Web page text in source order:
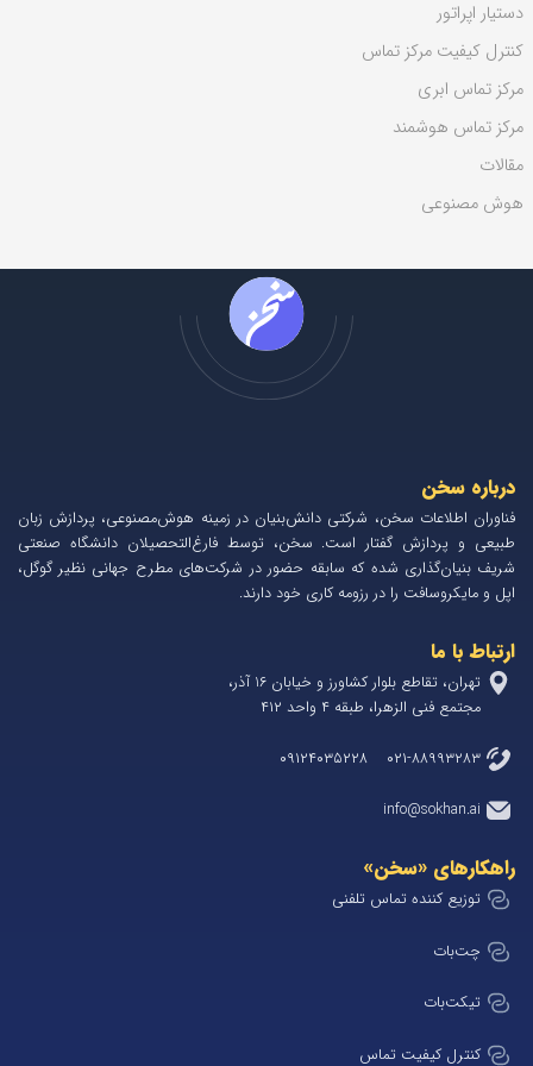
دستیار اپراتور
کنترل کیفیت مرکز تماس
مرکز تماس ابری
مرکز تماس هوشمند
مقالات
هوش مصنوعی
ارتباط با ما
تهران، تقاطع بلوار کشاورز و خیابان 1۶ آذر،
مجتمع فنی الزهرا، طبقه ۴ واحد ۴۱۲
۰۲۱-۸۸۹۹۳۲۸۳ ۰۹۱۲۴۰۳۵۲۲۸
info@sokhan.ai
درباره سخن
فناوران اطلاعات سخن، شرکتی دانش‌بنیان در زمینه هوش‌مصنوعی، پردازش زبان
طبیعی و پردازش گفتار است. سخن، توسط فارغ‌التحصیلان دانشگاه صنعتی
شریف بنیان‌گذاری شده که سابقه حضور در شرکت‌های مطرح جهانی نظیر گوگل،
اپل و مایکروسافت را در رزومه کاری خود دارند.
راهکارهای «سخن»
توزیع کننده تماس تلفنی
چت‌بات
تیکت‌بات
کنترل کیفیت تماس